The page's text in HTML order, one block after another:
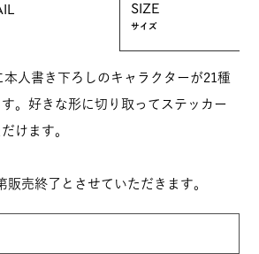
SIZE
サイズ
人書き下ろしのキャラクターが21種
。好きな形に切り取ってステッカー
けます。
販売終了とさせていただきます。